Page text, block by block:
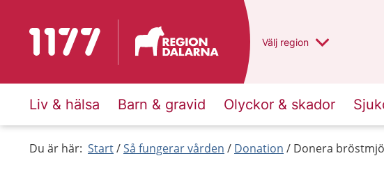
Till startsidan för 1177 Du har valt region
Välj en annan
region
Liv & hälsa Barn & gravid Olyckor & skador
Du är här: Start Så fungerar vården Donation Donera